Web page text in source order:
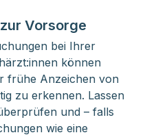
Vorsorge
bei Ihrer
können
frühe Anzeichen von
zu erkennen. Lassen
und – falls
wie eine